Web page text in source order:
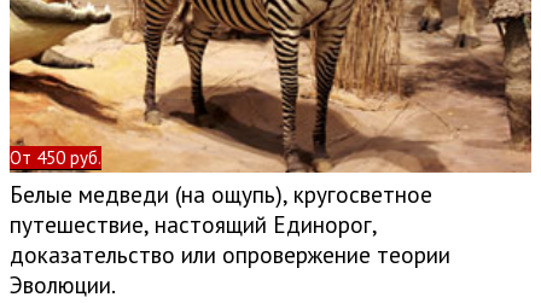
От 450 руб.
Белые медведи (на ощупь), кругосветное
путешествие, настоящий Единорог,
доказательство или опровержение теории
Эволюции.